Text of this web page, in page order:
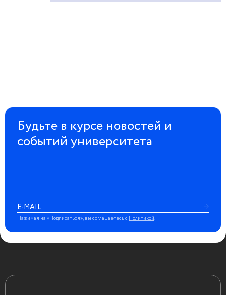
Будьте в курсе новостей и
событий университета
Нажимая на «Подписаться», вы соглашаетесь с Политикой.